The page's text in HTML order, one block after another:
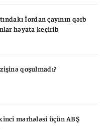
İordan çayının qərb
həyata keçirib
qoşulmadı?
mərhələsi üçün ABŞ